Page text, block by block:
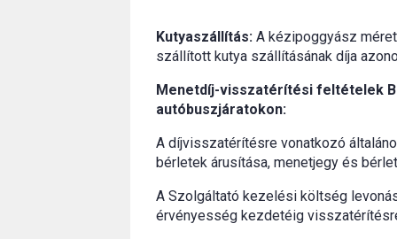
Kutyaszállítás: A kézipoggyász
szállított kutya szállításának díja
Menetdíj-visszatérítési feltételek
autóbuszjáratokon:
A díjvisszatérítésre vonatkozó
bérletek árusítása, menetjegy és
A Szolgáltató kezelési költség
érvényesség kezdetéig